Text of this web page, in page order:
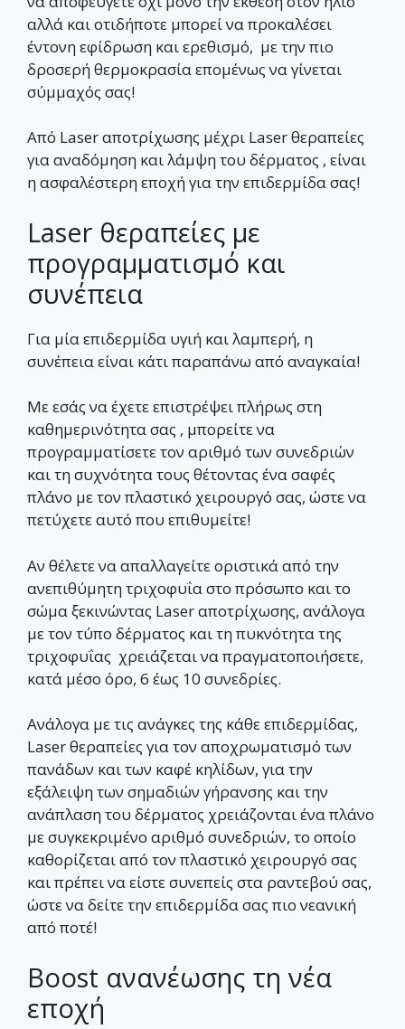
αλλά και οτιδήποτε μπορεί να προκαλέσει
έντονη εφίδρωση και ερεθισμό, με την πιο
δροσερή θερμοκρασία επομένως να γίνεται
σύμμαχός σας!
Από Laser αποτρίχωσης μέχρι Laser θεραπείες
για αναδόμηση και λάμψη του δέρματος , είναι
η ασφαλέστερη εποχή για την επιδερμίδα σας!
Laser θεραπείες με
προγραμματισμό και
συνέπεια
Για μία επιδερμίδα υγιή και λαμπερή, η
συνέπεια είναι κάτι παραπάνω από αναγκαία!
Με εσάς να έχετε επιστρέψει πλήρως στη
καθημερινότητα σας , μπορείτε να
προγραμματίσετε τον αριθμό των συνεδριών
και τη συχνότητα τους θέτοντας ένα σαφές
πλάνο με τον πλαστικό χειρουργό σας, ώστε να
πετύχετε αυτό που επιθυμείτε!
Αν θέλετε να απαλλαγείτε οριστικά από την
ανεπιθύμητη τριχοφυΐα στο πρόσωπο και το
σώμα ξεκινώντας Laser αποτρίχωσης, ανάλογα
με τον τύπο δέρματος και τη πυκνότητα της
τριχοφυΐας χρειάζεται να πραγματοποιήσετε,
κατά μέσο όρο, 6 έως 10 συνεδρίες.
Ανάλογα με τις ανάγκες της κάθε επιδερμίδας,
Laser θεραπείες για τον αποχρωματισμό των
πανάδων και των καφέ κηλίδων, για την
εξάλειψη των σημαδιών γήρανσης και την
ανάπλαση του δέρματος χρειάζονται ένα πλάνο
με συγκεκριμένο αριθμό συνεδριών, το οποίο
καθορίζεται από τον πλαστικό χειρουργό σας
και πρέπει να είστε συνεπείς στα ραντεβού σας,
ώστε να δείτε την επιδερμίδα σας πιο νεανική
από ποτέ!
Boost ανανέωσης τη νέα
εποχή